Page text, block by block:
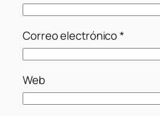
Correo electrónico*
Web